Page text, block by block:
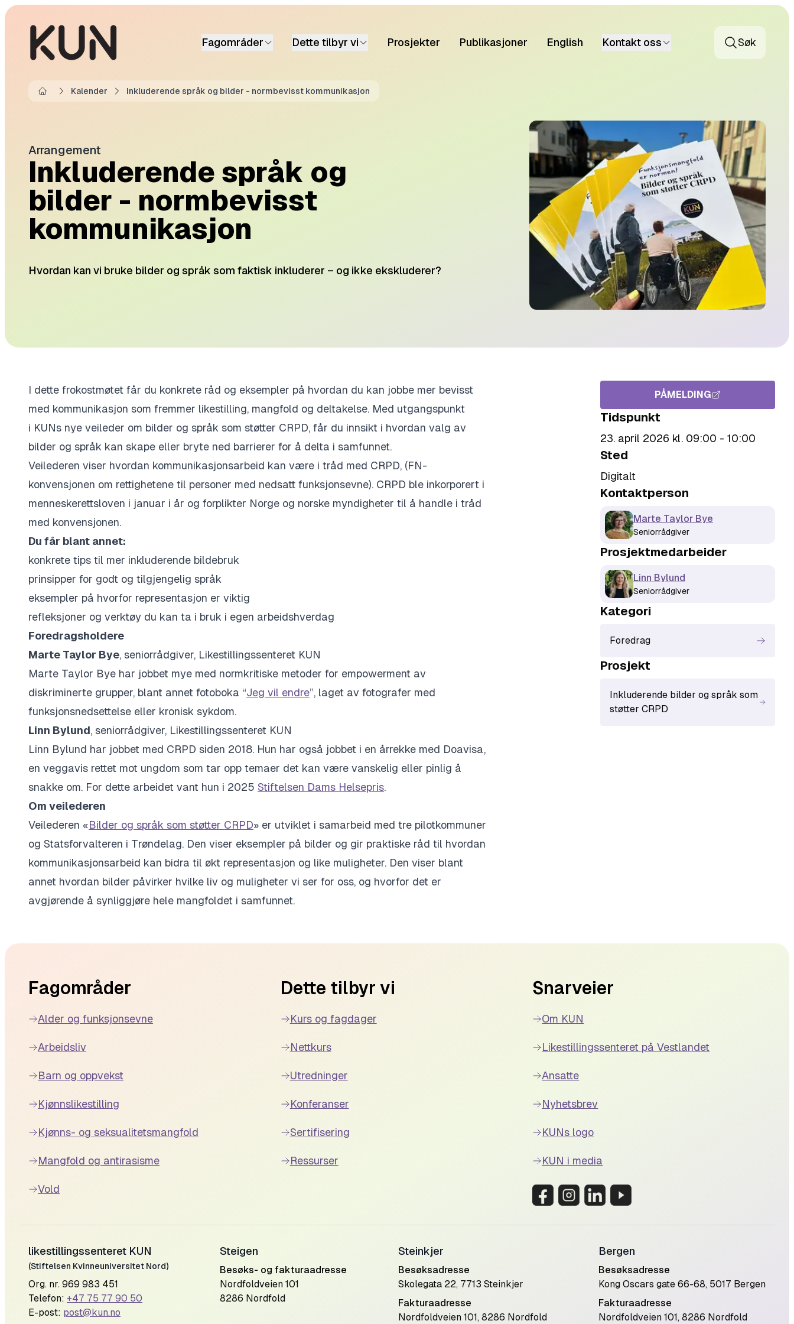
Fagområder Dette tilbyr vi Prosjekter Publikasjoner English Kontakt oss Søk
Kalender Inkluderende språk og bilder - normbevisst kommunikasjon
Arrangement
Inkluderende språk og
bilder - normbevisst
kommunikasjon
Hvordan kan vi bruke bilder og språk som faktisk inkluderer – og ikke ekskluderer?
I dette frokostmøtet får du konkrete råd og eksempler på hvordan du kan jobbe mer bevisst
med kommunikasjon som fremmer likestilling, mangfold og deltakelse. Med utgangspunkt
i KUNs nye veileder om bilder og språk som støtter CRPD, får du innsikt i hvordan valg av
bilder og språk kan skape eller bryte ned barrierer for å delta i samfunnet.
Veilederen viser hvordan kommunikasjonsarbeid kan være i tråd med CRPD, (FN-
konvensjonen om rettighetene til personer med nedsatt funksjonsevne). CRPD ble inkorporert i
menneskerettsloven i januar i år og forplikter Norge og norske myndigheter til å handle i tråd
med konvensjonen.
Du får blant annet:
konkrete tips til mer inkluderende bildebruk
prinsipper for godt og tilgjengelig språk
eksempler på hvorfor representasjon er viktig
refleksjoner og verktøy du kan ta i bruk i egen arbeidshverdag
Foredragsholdere
Marte Taylor Bye, seniorrådgiver, Likestillingssenteret KUN
Marte Taylor Bye har jobbet mye med normkritiske metoder for empowerment av
diskriminerte grupper, blant annet fotoboka “Jeg vil endre”, laget av fotografer med
funksjonsnedsettelse eller kronisk sykdom.
Linn Bylund, seniorrådgiver, Likestillingssenteret KUN
Linn Bylund har jobbet med CRPD siden 2018. Hun har også jobbet i en årrekke med Doavisa,
en veggavis rettet mot ungdom som tar opp temaer det kan være vanskelig eller pinlig å
snakke om. For dette arbeidet vant hun i 2025 Stiftelsen Dams Helsepris.
Om veilederen
Veilederen «Bilder og språk som støtter CRPD» er utviklet i samarbeid med tre pilotkommuner
og Statsforvalteren i Trøndelag. Den viser eksempler på bilder og gir praktiske råd til hvordan
kommunikasjonsarbeid kan bidra til økt representasjon og like muligheter. Den viser blant
annet hvordan bilder påvirker hvilke liv og muligheter vi ser for oss, og hvorfor det er
avgjørende å synliggjøre hele mangfoldet i samfunnet.
PÅMELDING
Tidspunkt
23. april 2026 kl. 09:00 - 10:00
Sted
Digitalt
Kontaktperson
Marte Taylor Bye
Seniorrådgiver
Prosjektmedarbeider
Linn Bylund
Seniorrådgiver
Kategori
Foredrag
Prosjekt
Inkluderende bilder og språk som
støtter CRPD
Footer
Fagområder
Alder og funksjonsevne
Arbeidsliv
Barn og oppvekst
Kjønnslikestilling
Kjønns- og seksualitetsmangfold
Mangfold og antirasisme
Vold
Dette tilbyr vi
Kurs og fagdager
Nettkurs
Utredninger
Konferanser
Sertifisering
Ressurser
Snarveier
Om KUN
Likestillingssenteret på Vestlandet
Ansatte
Nyhetsbrev
KUNs logo
KUN i media
likestillingssenteret KUN
(Stiftelsen Kvinneuniversitet Nord)
Org. nr. 969 983 451
Telefon: +47 75 77 90 50
E-post: post@kun.no
Steigen
Besøks- og fakturaadresse
Nordfoldveien 101
8286 Nordfold
Steinkjer
Besøksadresse
Skolegata 22, 7713 Steinkjer
Fakturaadresse
Nordfoldveien 101, 8286 Nordfold
Bergen
Besøksadresse
Kong Oscars gate 66-68, 5017 Bergen
Fakturaadresse
Nordfoldveien 101, 8286 Nordfold